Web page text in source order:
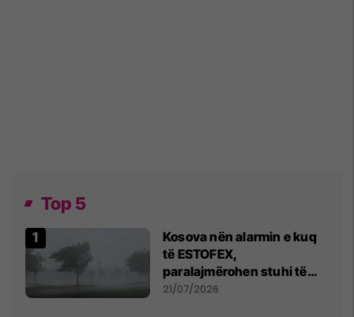
Top 5
Kosova nën alarmin e kuq
të ESTOFEX,
paralajmërohen stuhi të
fuqishme me breshër dhe
21/07/2026